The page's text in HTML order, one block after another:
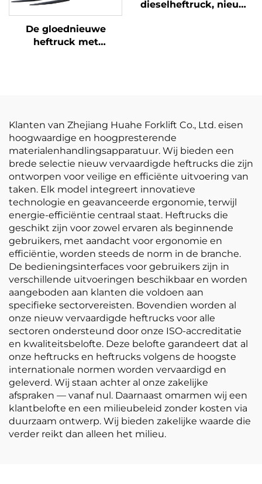
De gloednieuwe
heftruck met
dieselheftruck, nieuwe
Klanten van Zhejiang Huahe Forklift Co., Ltd. eisen
hoogwaardige en hoogpresterende
materialenhandlingsapparatuur. Wij bieden een
brede selectie nieuw vervaardigde heftrucks die zijn
ontworpen voor veilige en efficiënte uitvoering van
taken. Elk model integreert innovatieve
technologie en geavanceerde ergonomie, terwijl
energie-efficiëntie centraal staat. Heftrucks die
geschikt zijn voor zowel ervaren als beginnende
gebruikers, met aandacht voor ergonomie en
efficiëntie, worden steeds de norm in de branche.
De bedieningsinterfaces voor gebruikers zijn in
verschillende uitvoeringen beschikbaar en worden
aangeboden aan klanten die voldoen aan
specifieke sectorvereisten. Bovendien worden al
onze nieuw vervaardigde heftrucks voor alle
sectoren ondersteund door onze ISO-accreditatie
en kwaliteitsbelofte. Deze belofte garandeert dat al
onze heftrucks en heftrucks volgens de hoogste
internationale normen worden vervaardigd en
geleverd. Wij staan achter al onze zakelijke
afspraken — vanaf nul. Daarnaast omarmen wij een
klantbelofte en een milieubeleid zonder kosten via
duurzaam ontwerp. Wij bieden zakelijke waarde die
verder reikt dan alleen het milieu.